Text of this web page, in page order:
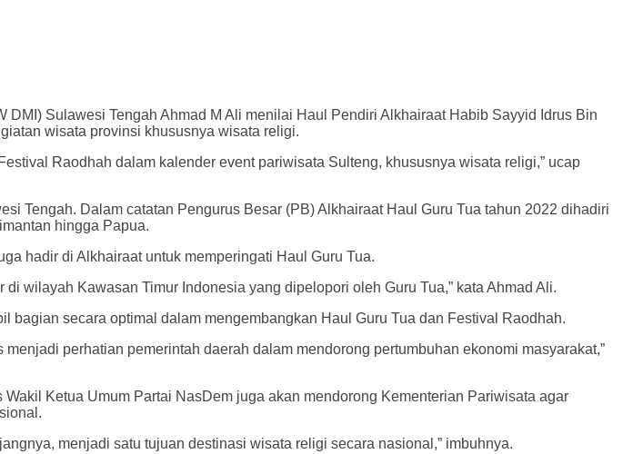
Sulawesi Tengah Ahmad M Ali menilai Haul Pendiri Alkhairaat Habib Sayyid Idrus Bin
wisata provinsi khususnya wisata religi.
Raodhah dalam kalender event pariwisata Sulteng, khususnya wisata religi,” ucap
Tengah. Dalam catatan Pengurus Besar (PB) Alkhairaat Haul Guru Tua tahun 2022 dihadiri
hingga Papua.
hadir di Alkhairaat untuk memperingati Haul Guru Tua.
wilayah Kawasan Timur Indonesia yang dipelopori oleh Guru Tua,” kata Ahmad Ali.
bagian secara optimal dalam mengembangkan Haul Guru Tua dan Festival Raodhah.
perhatian pemerintah daerah dalam mendorong pertumbuhan ekonomi masyarakat,”
Ketua Umum Partai NasDem juga akan mendorong Kementerian Pariwisata agar
menjadi satu tujuan destinasi wisata religi secara nasional,” imbuhnya.